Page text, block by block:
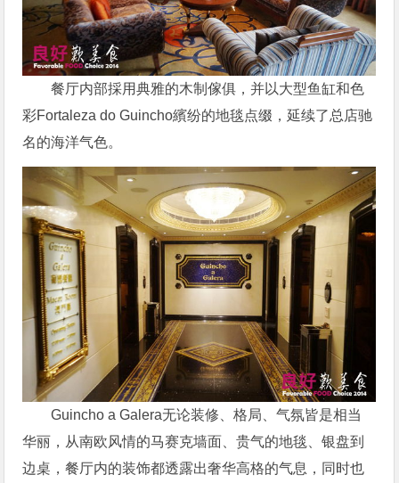
餐厅内部採用典雅的木制傢俱，并以大型鱼缸和色
彩Fortaleza do Guincho繽纷的地毯点缀，延续了总店驰
名的海洋气色。
Guincho a Galera无论装修、格局、气氛皆是相当
华丽，从南欧风情的马赛克墙面、贵气的地毯、银盘到
边桌，餐厅内的装饰都透露出奢华高格的气息，同时也